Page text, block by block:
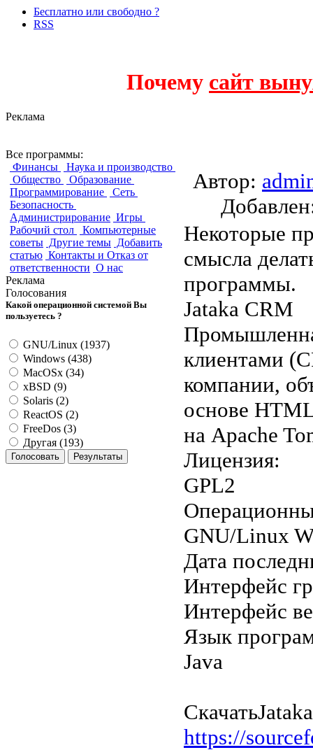
Бесплатно или свободно ?
RSS
Почему сайт
Реклама
Все программы:
Финансы
Наука и производство
Общество
Образование
Программирование
Сеть
Безопасность
Администрирование Игры
Рабочий стол
Компьютерные
советы Другие темы Добавить
статью Контакты и Отказ от
ответственности О нас
Реклама
Голосования
Какой операционной системой Вы
пользуетесь ?
GNU/Linux (1937)
Windows (438)
MacOSx (34)
xBSD (9)
Solaris (2)
ReactOS (2)
FreeDos (3)
Другая (193)
Автор:
Некоторые
смысла
программы.
Jataka CRM
клиентами
компании,
основе
на Apache
Лицензия:
GPL2
GNU/Linux
Дата
Интерфейс
Интерфейс
Язык
Java
Скачать
https://